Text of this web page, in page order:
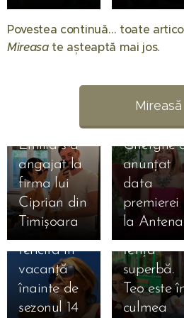
Povestea continuă… toate
Mireasate așteaptă mai jos. 💖
Mireasă
Emilia s-a
angajat la
firma lui
Ciprian din
Timișoara
Când
începe
Mireasa
Regatul
inimii.
Simona
Gherghe
anunțat
data
premierei
la Antena
31.07.2026
Simona
Gherghe,
extrem de
fericită în
vacanță
înainte de
sezonul 14
31.07.2026
Liliana
sezonul 11
Mireasa a
născut o
fetiță
superbă.
Teo este
culmea
17.07.2026
Ema și
Alan au
câștigat
Mireasa,
16.07.2026
Daniela și
Mihai